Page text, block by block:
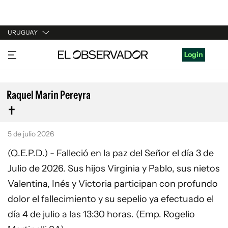
URUGUAY
URUGUAY
ARGENTINA
ESPAÑA
ESTADOS UNIDOS
Login
Raquel Marin Pereyra
5 de julio 2026
(Q.E.P.D.) - Falleció en la paz del Señor el día 3 de
Julio de 2026. Sus hijos Virginia y Pablo, sus nietos
Valentina, Inés y Victoria participan con profundo
dolor el fallecimiento y su sepelio ya efectuado el
día 4 de julio a las 13:30 horas. (Emp. Rogelio